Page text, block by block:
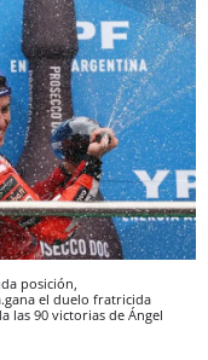
posición,
el duelo fratricida
las 90 victorias de Ángel